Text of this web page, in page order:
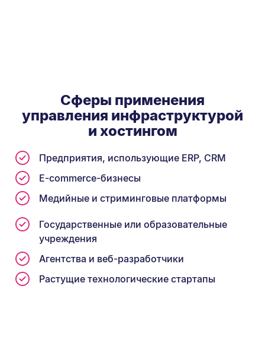
Сферы применения
управления инфраструктурой
и хостингом
Предприятия, использующие ERP, CRM
E-commerce-бизнесы
Медийные и стриминговые платформы
Государственные или образовательные
учреждения
Агентства и веб-разработчики
Растущие технологические стартапы